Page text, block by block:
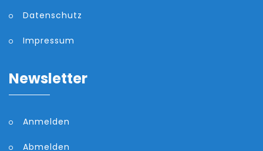
Datenschutz
Impressum
Newsletter
Anmelden
Abmelden